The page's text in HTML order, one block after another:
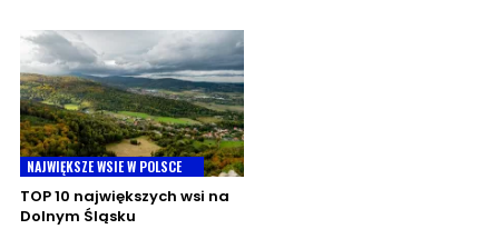
NAJWIĘKSZE WSIE W POLSCE
TOP 10 największych wsi na
Dolnym Śląsku